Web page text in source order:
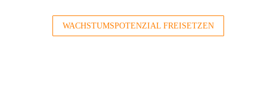
WACHSTUMSPOTENZIAL FREISETZEN